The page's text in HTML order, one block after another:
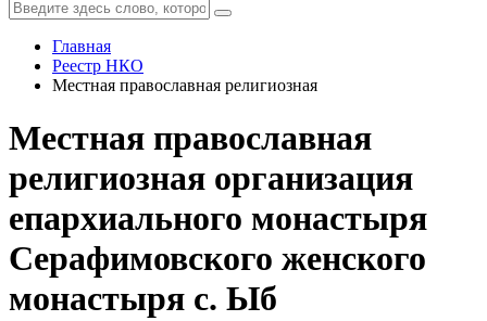
Главная
Реестр НКО
Местная православная религиозная
Местная православная
религиозная организация
епархиального монастыря
Серафимовского женского
монастыря с. Ыб